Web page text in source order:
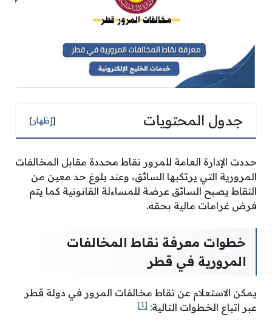
جدول المحتويات [إظهار]
حددت الإدارة العامة للمرور نقاط محددة مقابل المخالفات
المرورية التي يرتكبها السائق، وعند بلوغ حد معين من
النقاط يصبح السائق عرضة للمساءلة القانونية كما يتم
فرض غرامات مالية بحقه.
خطوات معرفة نقاط المخالفات
المرورية في قطر
يمكن الاستعلام عن نقاط مخالفات المرور في دولة قطر
عبر اتباع الخطوات التالية: [1]